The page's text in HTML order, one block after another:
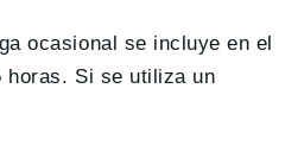
ocasional se incluye en el
horas. Si se utiliza un